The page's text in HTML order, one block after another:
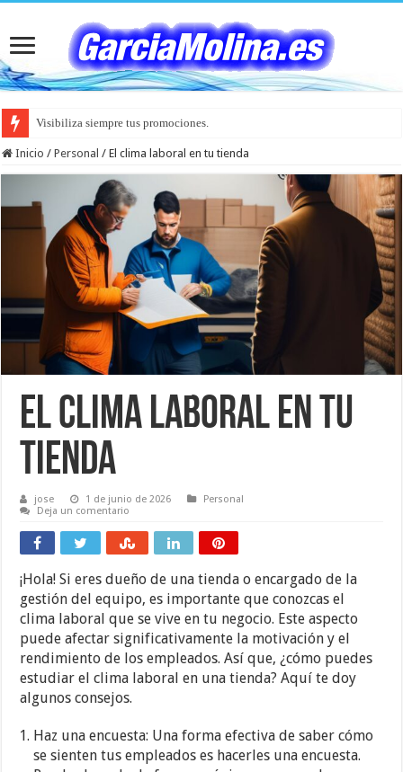
Visibiliza siempre tus promociones.
Inicio / Personal / El clima laboral en tu tienda
El clima laboral en tu
tienda
jose 1 de junio de 2026
Personal
Deja un comentario
¡Hola! Si eres dueño de una tienda o encargado de la
gestión del equipo, es importante que conozcas el
clima laboral que se vive en tu negocio. Este aspecto
puede afectar significativamente la motivación y el
rendimiento de los empleados. Así que, ¿cómo puedes
estudiar el clima laboral en una tienda? Aquí te doy
algunos consejos.
Haz una encuesta: Una forma efectiva de saber cómo
se sienten tus empleados es hacerles una encuesta.